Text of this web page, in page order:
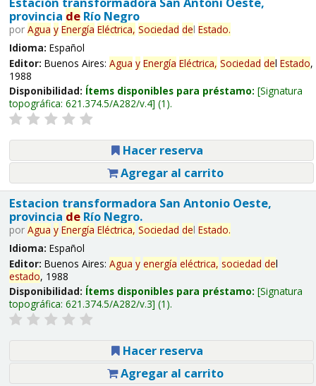
provincia deRío Negro
por Agua y Energía Eléctrica, Sociedad del Estado.
Idioma: Español
Editor: Buenos Aires: Agua y Energía Eléctrica, Sociedad del Estado,
1988
Disponibilidad: Ítems disponibles para préstamo: Signatura
topográfica: 621.374.5/A282/v.4 (1).
Hacer reserva
Agregar al carrito
Estacion transformadora San Antonio Oeste,
provincia deRío Negro.
por Agua y Energía Eléctrica, Sociedad del Estado.
Idioma: Español
Editor: Buenos Aires: Agua y energía eléctrica, sociedad del
estado, 1988
Disponibilidad: Ítems disponibles para préstamo: Signatura
topográfica: 621.374.5/A282/v.3 (1).
Hacer reserva
Agregar al carrito